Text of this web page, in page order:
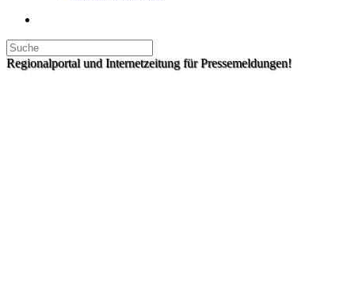
Regionalportal und Internetzeitung für Pressemeldungen!